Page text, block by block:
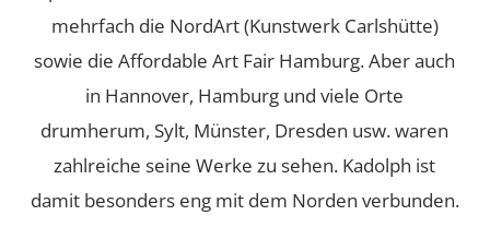
mehrfach die NordArt (Kunstwerk Carlshütte)
sowie die Affordable Art Fair Hamburg. Aber auch
in Hannover, Hamburg und viele Orte
drumherum, Sylt, Münster, Dresden usw. waren
zahlreiche seine Werke zu sehen. Kadolph ist
damit besonders eng mit dem Norden verbunden.